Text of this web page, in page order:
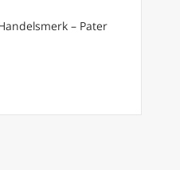
– Pater
40 Beeper in the deep: